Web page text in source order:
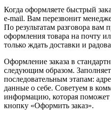
Когда оформляете быстрый
e-mail. Вам перезвонит
По результатам разговора вам
оформления товара на почту
только ждать доставки и
Оформление заказа в
следующим образом.
последовательным этапам:
данные о себе. Советуем в
информацию, которая
кнопку «Оформить заказ».